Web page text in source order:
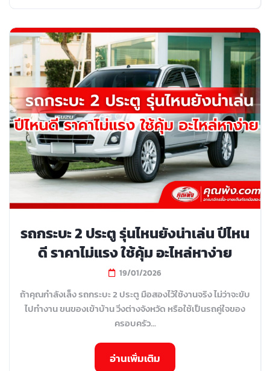
รถกระบะ 2 ประตู รุ่นไหนยังน่าเล่น ปีไหน
ดี ราคาไม่แรง ใช้คุ้ม อะไหล่หาง่าย
19/01/2026
ถ้าคุณกำลังเล็ง รถกระบะ 2 ประตู มือสองไว้ใช้งานจริง ไม่ว่าจะขับ
ไปทำงาน ขนของเข้าบ้าน วิ่งต่างจังหวัด หรือใช้เป็นรถคู่ใจของ
ครอบครัว...
อ่านเพิ่มเติม